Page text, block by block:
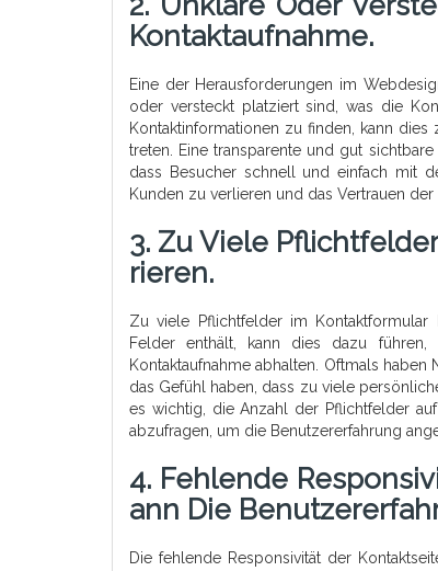
Kontaktaufnahme.
Eine der Herausforderungen im
oder versteckt platziert sind, was die
Kontaktinformationen zu finden, kann
treten. Eine transparente und gut
dass Besucher schnell und einfach mit
Kunden zu verlieren und das Vertrauen
3. Zu Viele
Rieren.
Zu viele Pflichtfelder im
Felder enthält, kann dies dazu
Kontaktaufnahme abhalten. Oftmals
das Gefühl haben, dass zu viele
es wichtig, die Anzahl der Pflichtfelder
abzufragen, um die Benutzererfahrung
4. Fehlende
Ann Die
Die fehlende Responsivität der